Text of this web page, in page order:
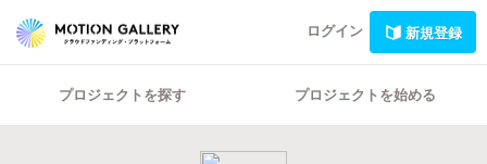
ログイン 新規登録
プロジェクトを探す プロジェクトを始める